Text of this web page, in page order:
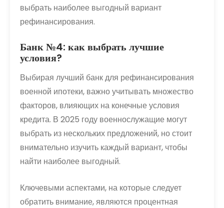
выбрать наиболее выгодный вариант
рефинансирования.
Банк №4: как выбрать лучшие
условия?
Выбирая лучший банк для рефинансирования
военной ипотеки, важно учитывать множество
факторов, влияющих на конечные условия
кредита. В 2025 году военнослужащие могут
выбрать из нескольких предложений, но стоит
внимательно изучить каждый вариант, чтобы
найти наиболее выгодный.
Ключевыми аспектами, на которые следует
обратить внимание, являются процентная